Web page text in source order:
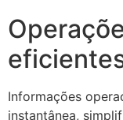
Informações
instantânea,